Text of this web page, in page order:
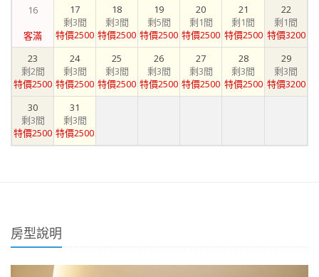
16
客滿
17
剩3間
特價2500
18
剩3間
特價2500
19
剩5間
特價2500
20
剩1間
特價2500
21
剩1間
特價2500
22
剩1間
特價3200
23
剩2間
特價2500
24
剩3間
特價2500
25
剩3間
特價2500
26
剩3間
特價2500
27
剩3間
特價2500
28
剩3間
特價2500
29
剩3間
特價3200
30
剩3間
特價2500
31
剩3間
特價2500
房型說明